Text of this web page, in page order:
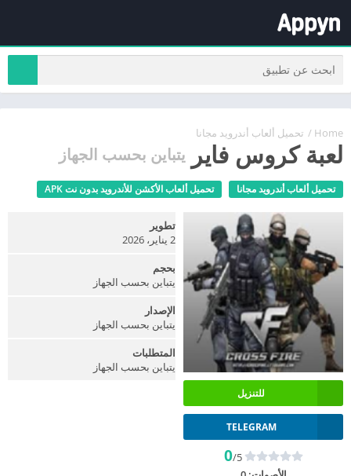
Home
/ تحميل ألعاب أندرويد مجانا
لعبة كروس فاير يتباين بحسب الجهاز
تحميل ألعاب أندرويد مجانا تحميل ألعاب الأكشن للأندرويد بدون نت APK
للتنزيل
TELEGRAM
0/5
تطوير
2 يناير، 2026
بحجم
يتباين بحسب الجهاز
الإصدار
يتباين بحسب الجهاز
المتطلبات
يتباين بحسب الجهاز